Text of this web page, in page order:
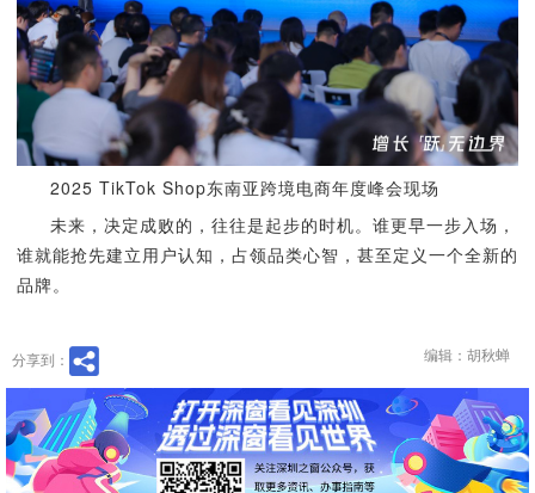
2025 TikTok Shop东南亚跨境电商年度峰会现场
未来，决定成败的，往往是起步的时机。谁更早一步入场，
谁就能抢先建立用户认知，占领品类心智，甚至定义一个全新的
品牌。
分享到： 编辑：胡秋蝉